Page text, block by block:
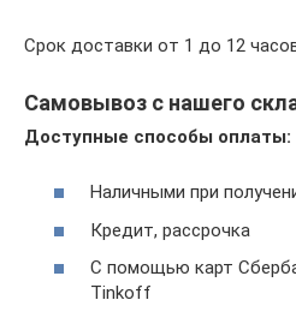
Срок доставки от 1 до 12
Самовывоз с нашего
Доступные способы оплаты:
Наличными при
Кредит, рассрочка
С помощью карт
Tinkoff